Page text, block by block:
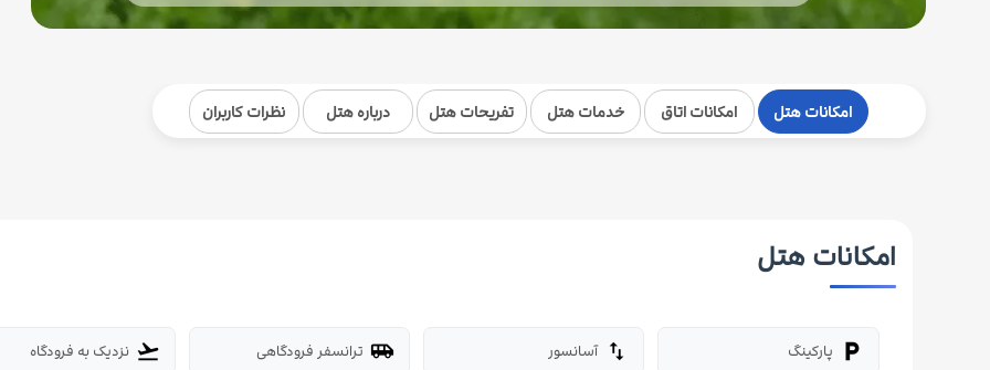
امکانات هتل امکانات اتاق خدمات هتل تفریحات هتل درباره هتل نظرات کاربران
امکانات هتل
local_parking پارکینگ import_export آسانسور airport_shuttle ترانسفر فرودگاهی flight_takeoff نزدیک به فرودگاه